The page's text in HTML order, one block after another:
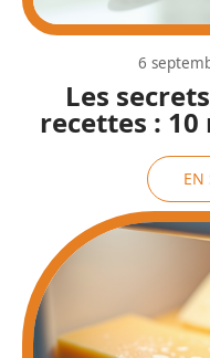
Les
recettes :
6
EN